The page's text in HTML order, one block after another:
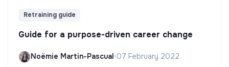
Retraining guide
Guide for a purpose-driven career change
Noëmie Martin-Pascual•07 February 2022